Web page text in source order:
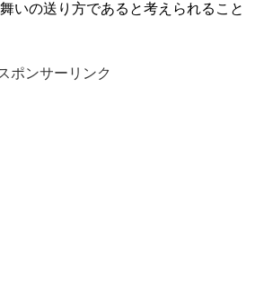
いの送り方であると考えられること
ポンサーリンク